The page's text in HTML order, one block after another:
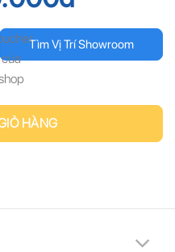
Tìm Vị Trí Showroom
của
HÀNG